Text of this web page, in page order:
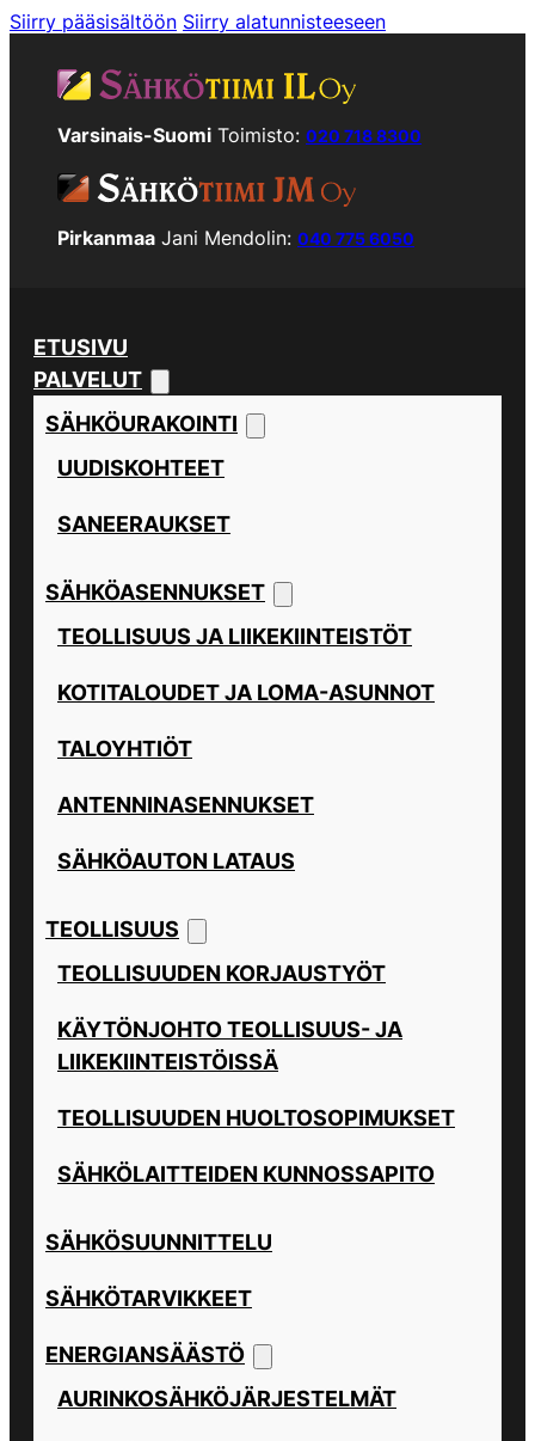
Siirry pääsisältöön Siirry alatunnisteeseen
Varsinais-Suomi Toimisto: 020 718 8300
Pirkanmaa Jani Mendolin: 040 775 6050
ETUSIVU
PALVELUT
SÄHKÖURAKOINTI
UUDISKOHTEET
SANEERAUKSET
SÄHKÖASENNUKSET
TEOLLISUUS JA LIIKEKIINTEISTÖT
KOTITALOUDET JA LOMA-ASUNNOT
TALOYHTIÖT
ANTENNINASENNUKSET
SÄHKÖAUTON LATAUS
TEOLLISUUS
TEOLLISUUDEN KORJAUSTYÖT
KÄYTÖNJOHTO TEOLLISUUS- JA
LIIKEKIINTEISTÖISSÄ
TEOLLISUUDEN HUOLTOSOPIMUKSET
SÄHKÖLAITTEIDEN KUNNOSSAPITO
SÄHKÖSUUNNITTELU
SÄHKÖTARVIKKEET
ENERGIANSÄÄSTÖ
AURINKOSÄHKÖJÄRJESTELMÄT